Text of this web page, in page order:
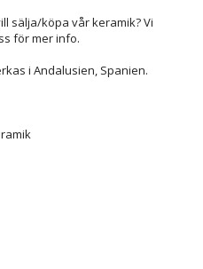
sälja/köpa vår keramik? Vi
för mer info.
i Andalusien, Spanien.